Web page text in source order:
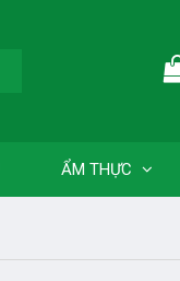
ẨM THỰC